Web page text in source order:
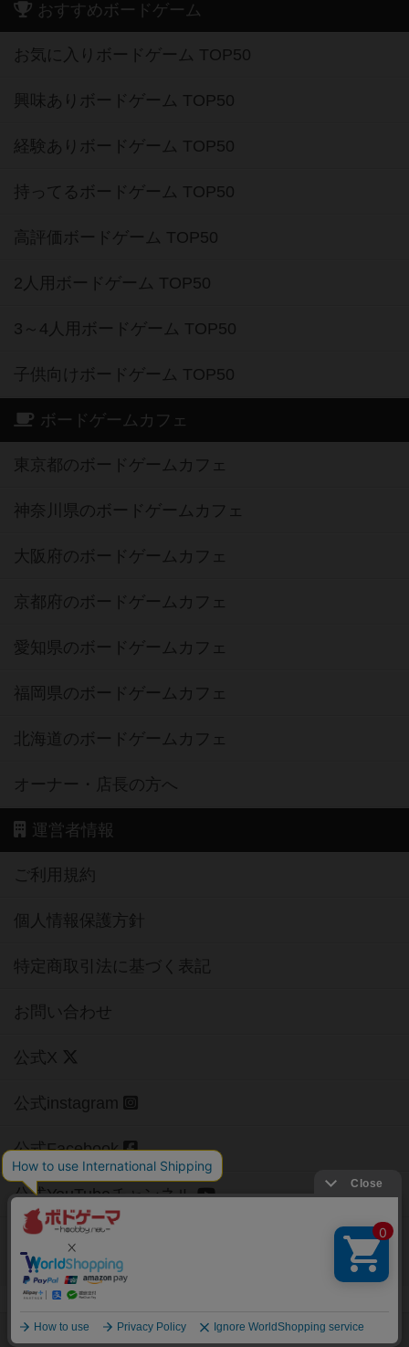
おすすめボードゲーム
お気に入りボードゲーム TOP50
興味ありボードゲーム TOP50
経験ありボードゲーム TOP50
持ってるボードゲーム TOP50
高評価ボードゲーム TOP50
2人用ボードゲーム TOP50
3～4人用ボードゲーム TOP50
子供向けボードゲーム TOP50
ボードゲームカフェ
東京都のボードゲームカフェ
神奈川県のボードゲームカフェ
大阪府のボードゲームカフェ
京都府のボードゲームカフェ
愛知県のボードゲームカフェ
福岡県のボードゲームカフェ
北海道のボードゲームカフェ
オーナー・店長の方へ
運営者情報
ご利用規約
個人情報保護方針
特定商取引法に基づく表記
お問い合わせ
公式X
公式instagram
公式Facebook
公式YouTubeチャンネル